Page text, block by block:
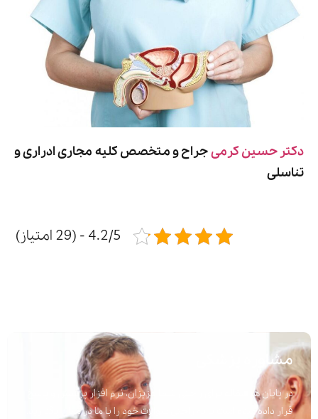
دکتر حسین کرمیجراح و متخصص کلیه مجاری ادراری و
تناسلی
4.2/5 - (29 امتیاز)
مشاوره پزشکی
در پایان هر مقاله برای راحتی شما عزیزان، نرم افزار پرسش و پاسخ
قرار داده شده است تا به راحتی سوالات خود را با ما در میان بگذارید.